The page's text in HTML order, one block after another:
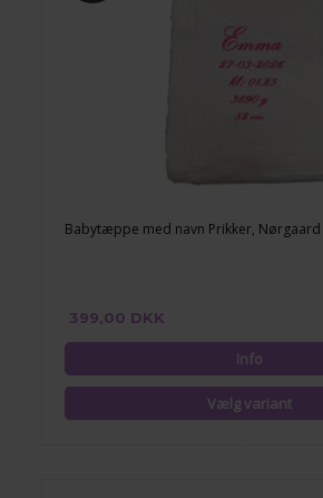
Babytæppe med navn Prikker, Nørgaard
399,00 DKK